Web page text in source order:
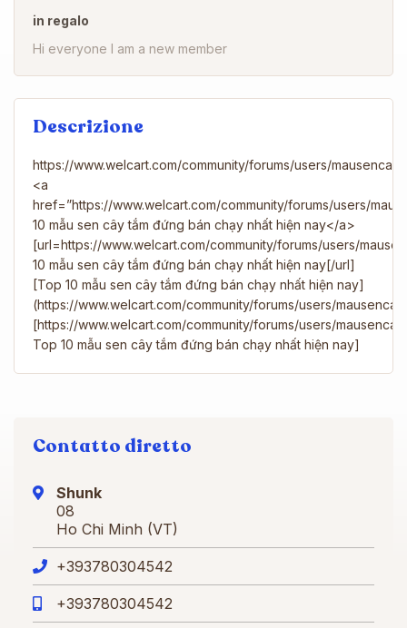
in regalo
Hi everyone I am a new member
Descrizione
https://www.welcart.com/community/forums/users/
<a
href=”https://www.welcart.com/community/forums/users/
10 mẫu sen cây tắm đứng bán chạy nhất hiện nay</a>
[url=https://www.welcart.com/community/forums/users/
10 mẫu sen cây tắm đứng bán chạy nhất hiện nay[/url]
[Top 10 mẫu sen cây tắm đứng bán chạy nhất hiện nay]
(https://www.welcart.com/community/forums/users/
[https://www.welcart.com/community/forums/users/
Top 10 mẫu sen cây tắm đứng bán chạy nhất hiện nay]
Contatto diretto
Shunk
08
Ho Chi Minh (VT)
+393780304542
+393780304542